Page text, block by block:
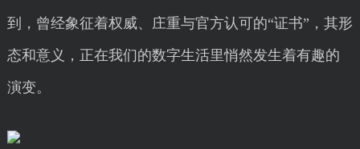
到，曾经象征着权威、庄重与官方认可的“证书”，其形
态和意义，正在我们的数字生活里悄然发生着有趣的
演变。